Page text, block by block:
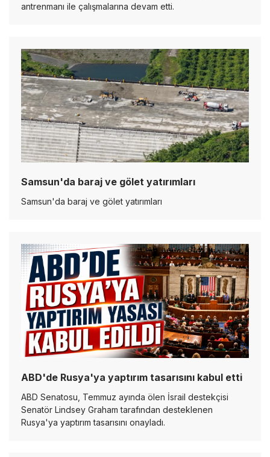
antrenmanı ile çalışmalarına devam etti.
Samsun'da baraj ve gölet yatırımları
Samsun'da baraj ve gölet yatırımları
ABD'de Rusya'ya yaptırım tasarısını kabul etti
ABD Senatosu, Temmuz ayında ölen İsrail destekçisi
Senatör Lindsey Graham tarafından desteklenen
Rusya'ya yaptırım tasarısını onayladı.